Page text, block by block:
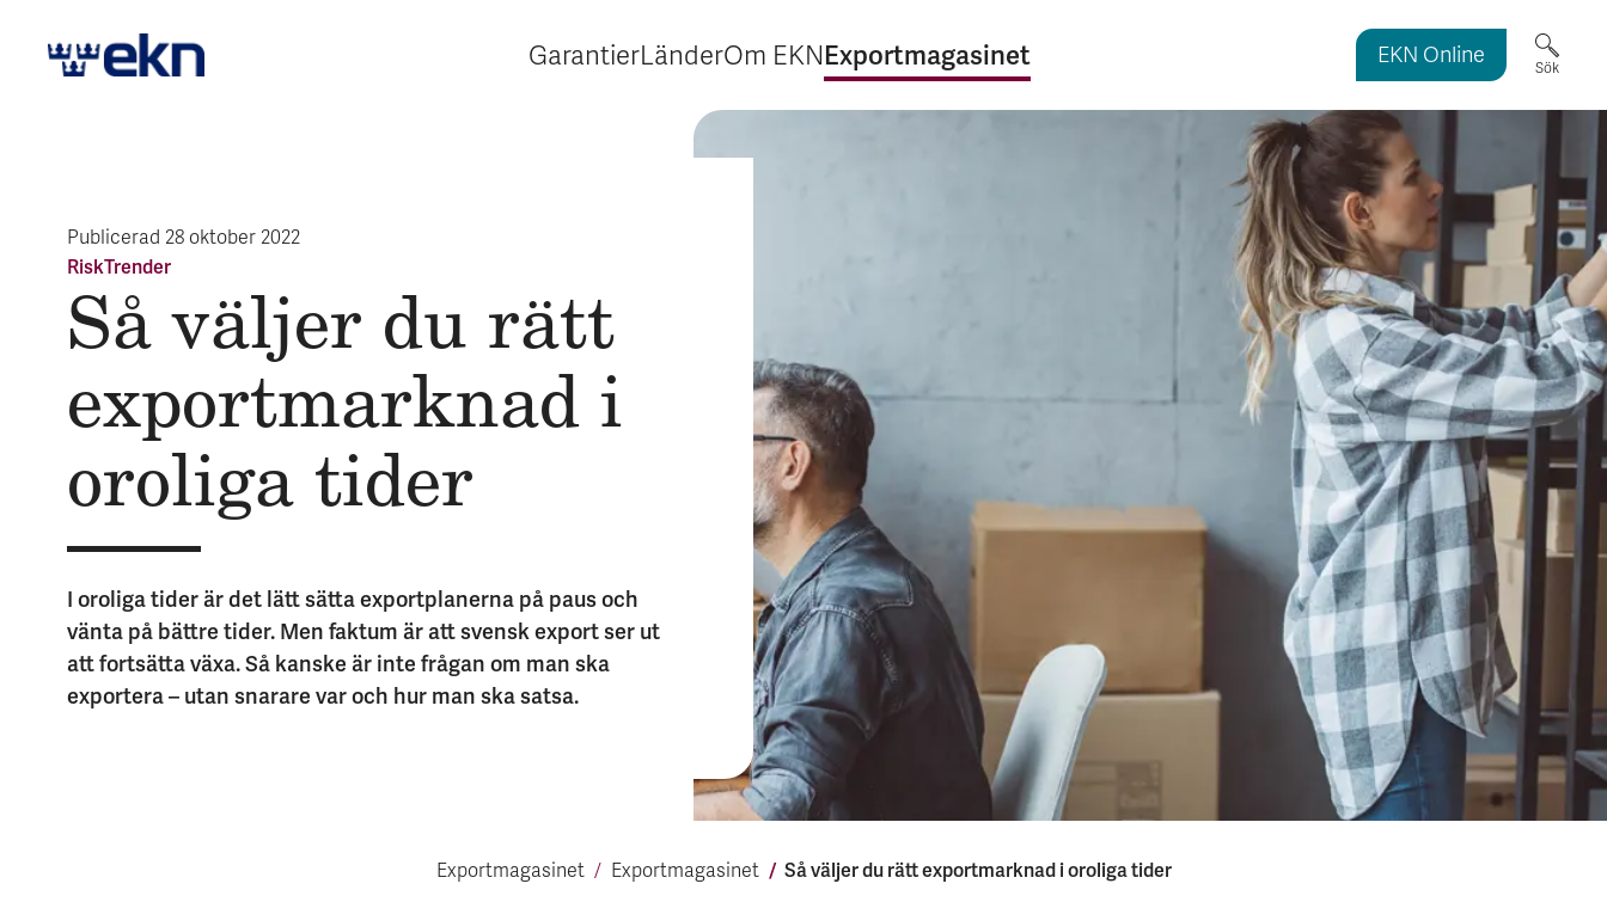
GarantierExpandera Garantier
LänderExpandera Länder
Om EKNExpandera Om EKN
ExportmagasinetExpandera Exportmagasinet EKN Online Sök
Publicerad 28 oktober 2022
RiskTrender
Så väljer du rätt
export­marknad i
oroliga tider
I oroliga tider är det lätt sätta exportplanerna på paus och
vänta på bättre tider. Men faktum är att svensk export ser ut
att fortsätta växa. Så kanske är inte frågan om man ska
exportera – utan snarare var och hur man ska satsa.
Exportmagasinet Export­magasinet Så väljer du rätt export­marknad i oroliga tider